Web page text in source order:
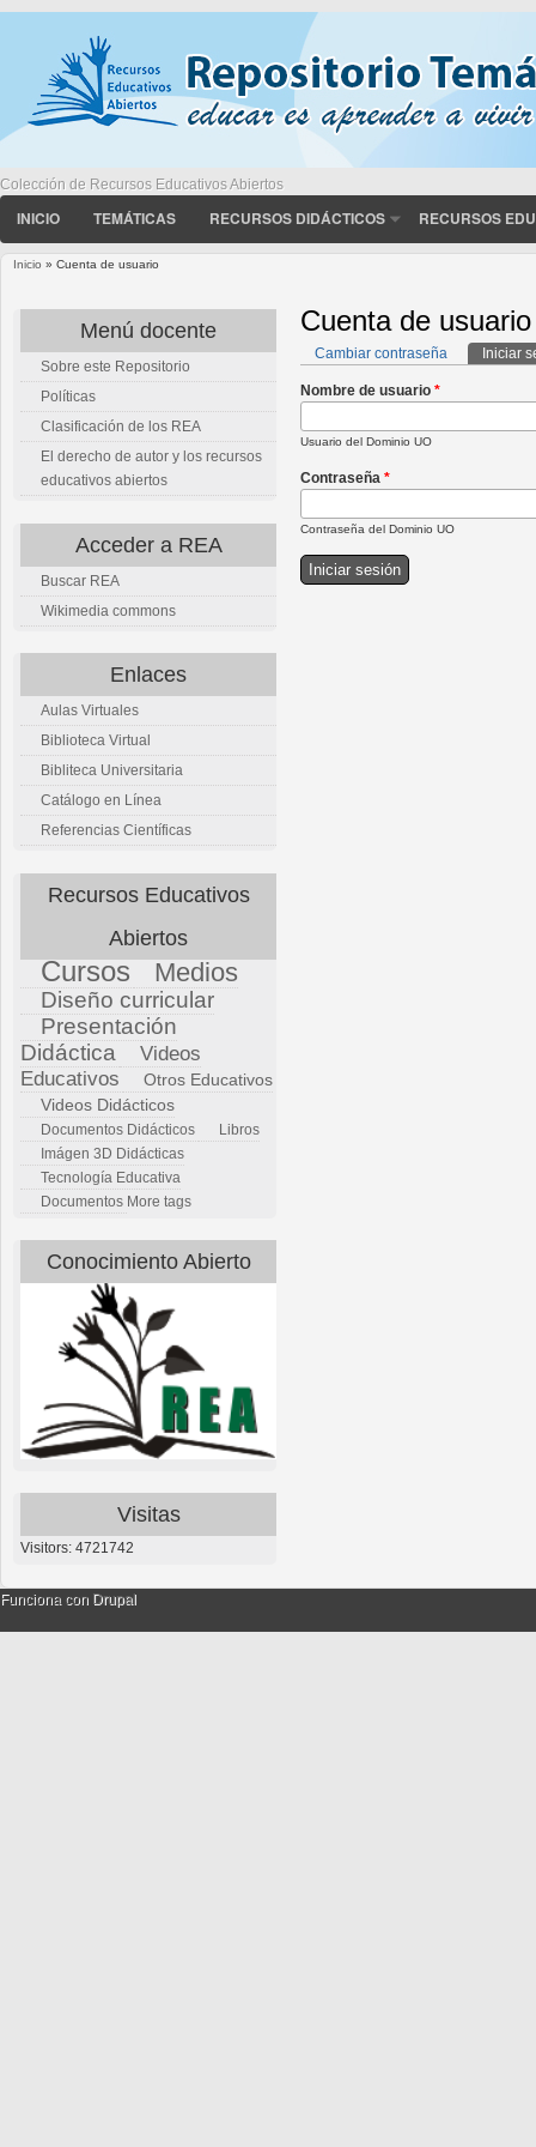
Colección de Recursos Educativos Abiertos
INICIO TEMÁTICAS RECURSOS DIDÁCTICOS RECURSOS
Inicio » Cuenta de usuario
Cuenta de usuario
Solapas principales
Cambiar contraseña Iniciar
Nombre de usuario *
Usuario del Dominio UO
Contraseña *
Contraseña del Dominio UO
Menú docente
Sobre este Repositorio
Políticas
Clasificación de los REA
El derecho de autor y los recursos
educativos abiertos
Acceder a REA
Buscar REA
Wikimedia commons
Enlaces
Aulas Virtuales
Biblioteca Virtual
Bibliteca Universitaria
Catálogo en Línea
Referencias Científicas
Recursos Educativos
Abiertos
Cursos Medios
Diseño curricular
Presentación
Didáctica
Videos
Educativos
Otros Educativos
Videos Didácticos
Documentos Didácticos
Libros
Imágen 3D Didácticas
Tecnología Educativa
Documentos More tags
Conocimiento Abierto
Visitas
Visitors: 4721742
Funciona con Drupal